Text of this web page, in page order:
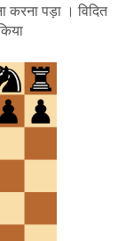
करना पड़ा । विदित